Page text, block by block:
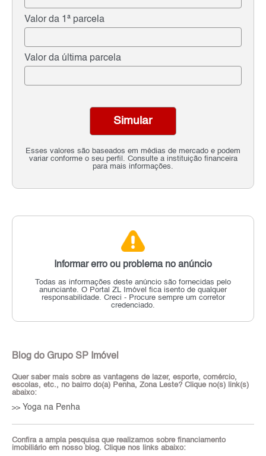
Valor da 1ª parcela
Valor da última parcela
Esses valores são baseados em médias de mercado e podem
variar conforme o seu perfil. Consulte a instituição financeira
para mais informações.
Simular
Informar erro ou problema no anúncio
Todas as informações deste anúncio são fornecidas pelo
anunciante. O Portal ZL Imóvel fica isento de qualquer
responsabilidade. Creci - Procure sempre um corretor
credenciado.
Blog do Grupo SP Imóvel
Quer saber mais sobre as vantagens de lazer, esporte, comércio,
escolas, etc., no bairro do(a) Penha, Zona Leste? Clique no(s) link(s)
abaixo:
>> Yoga na Penha
Confira a ampla pesquisa que realizamos sobre financiamento
imobiliário em nosso blog. Clique nos links abaixo: